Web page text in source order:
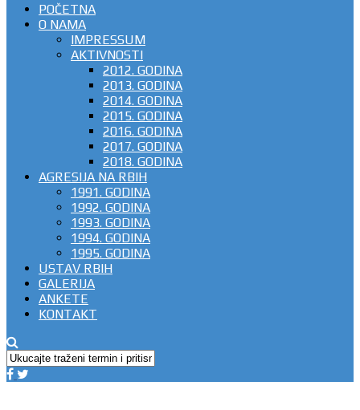
POČETNA
O NAMA
IMPRESSUM
AKTIVNOSTI
2012. GODINA
2013. GODINA
2014. GODINA
2015. GODINA
2016. GODINA
2017. GODINA
2018. GODINA
AGRESIJA NA RBIH
1991. GODINA
1992. GODINA
1993. GODINA
1994. GODINA
1995. GODINA
USTAV RBIH
GALERIJA
ANKETE
KONTAKT